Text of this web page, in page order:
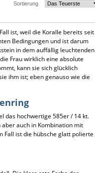
Sortierung
ist, weil die Koralle bereits seit
Bedingungen und ist darum
in dem auffällig leuchtenden
Frau wirklich eine absolute
kann sie sich glücklich
ihm ist; eben genauso wie die
das hochwertige 585er / 14 kt.
auch in Kombination mit
Fall ist die hübsche glatt polierte